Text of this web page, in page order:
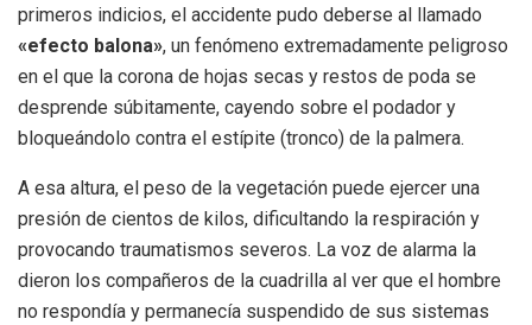
primeros indicios, el accidente pudo deberse al llamado
«efecto balona», un fenómeno extremadamente peligroso
en el que la corona de hojas secas y restos de poda se
desprende súbitamente, cayendo sobre el podador y
bloqueándolo contra el estípite (tronco) de la palmera.
A esa altura, el peso de la vegetación puede ejercer una
presión de cientos de kilos, dificultando la respiración y
provocando traumatismos severos. La voz de alarma la
dieron los compañeros de la cuadrilla al ver que el hombre
no respondía y permanecía suspendido de sus sistemas